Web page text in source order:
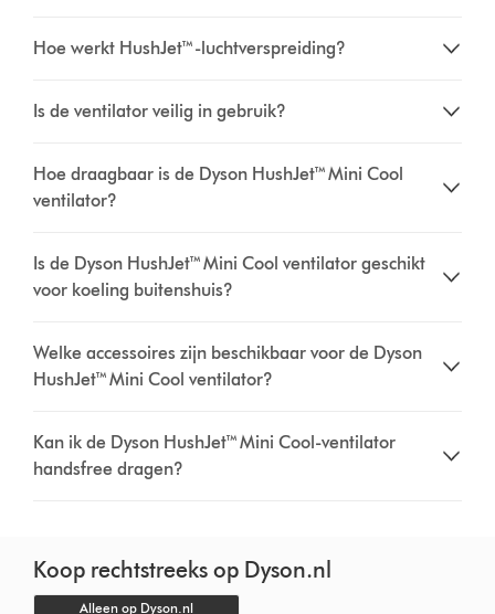
Hoe werkt HushJet™-luchtverspreiding?
Is de ventilator veilig in gebruik?
Hoe draagbaar is de Dyson HushJet™ Mini Cool
ventilator?
Is de Dyson HushJet™ Mini Cool ventilator geschikt
voor koeling buitenshuis?
Welke accessoires zijn beschikbaar voor de Dyson
HushJet™ Mini Cool ventilator?
Kan ik de Dyson HushJet™ Mini Cool-ventilator
handsfree dragen?
Koop rechtstreeks op Dyson.nl
Alleen op Dyson.nl